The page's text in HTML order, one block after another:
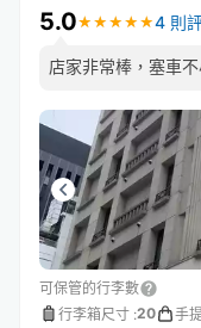
5.0★ ★ ★ ★ ★
★ ★ ★ ★ ★4 則
店家非常棒，塞車
可保管的行李數
行李箱尺寸 :20 手